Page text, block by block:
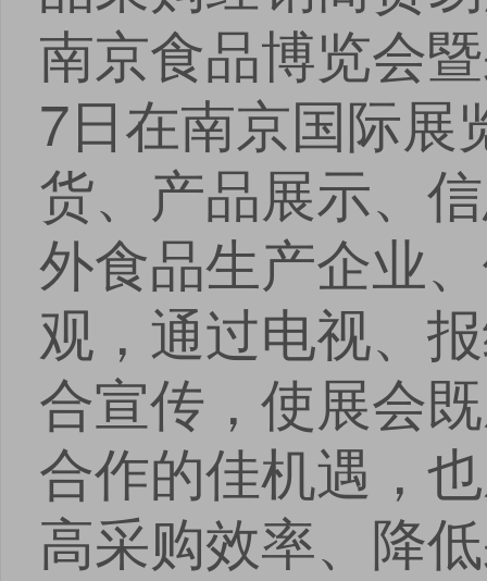
南京食品博览会
7日在南京国际展
货、产品展示、
外食品生产企业
观，通过电视、
合宣传，使展会
合作的佳机遇，
高采购效率、降